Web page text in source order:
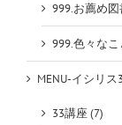
999.お薦め
999.色々なこ
MENU-イシリ
33講座 (7)